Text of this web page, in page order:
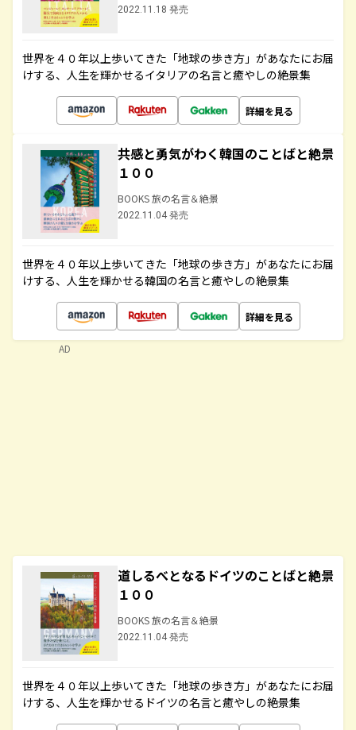
2022.11.18 発売
世界を４０年以上歩いてきた「地球の歩き方」があなたにお届
けする、人生を輝かせるイタリアの名言と癒やしの絶景集
詳細を見る
共感と勇気がわく韓国のことばと絶景
１００
BOOKS 旅の名言＆絶景
2022.11.04 発売
世界を４０年以上歩いてきた「地球の歩き方」があなたにお届
けする、人生を輝かせる韓国の名言と癒やしの絶景集
詳細を見る
道しるべとなるドイツのことばと絶景
１００
BOOKS 旅の名言＆絶景
2022.11.04 発売
世界を４０年以上歩いてきた「地球の歩き方」があなたにお届
けする、人生を輝かせるドイツの名言と癒やしの絶景集
AD